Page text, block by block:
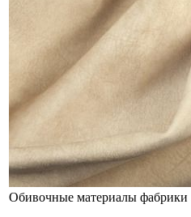
Обивочные материалы фабрики